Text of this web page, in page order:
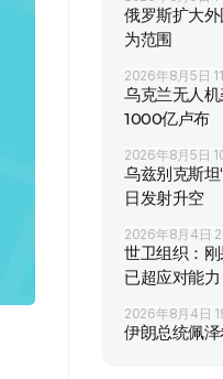
俄罗斯扩大
为范围
2026年8月5日
乌克兰无人
1000亿卢布
2026年8月5日
乌兹别克斯
日发射升空
2026年8月4日
世卫组织：
已超应对能力
2026年8月4日
伊朗总统佩